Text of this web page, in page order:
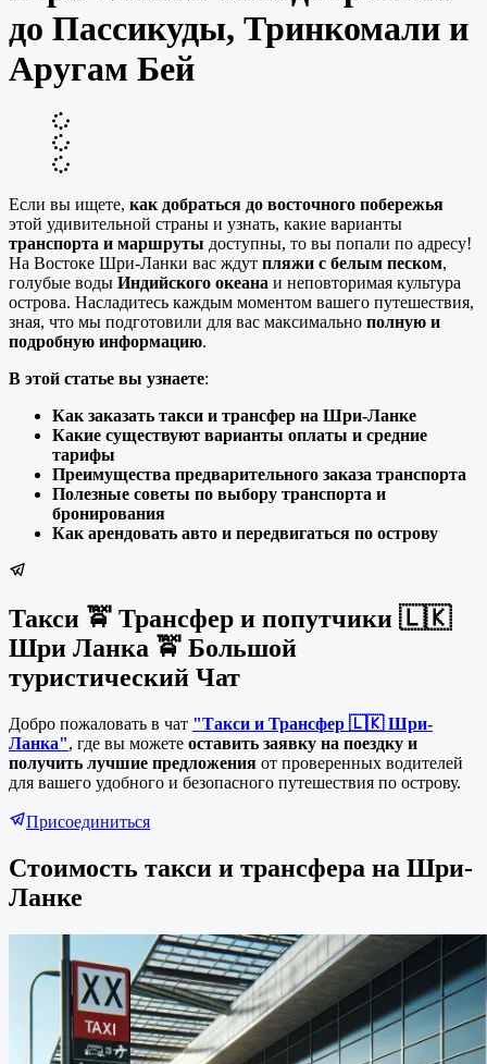
до Пассикуды, Тринкомали и
Аругам Бей
Если вы ищете, как добраться до восточного побережья
этой удивительной страны и узнать, какие варианты
транспорта и маршруты доступны, то вы попали по адресу!
На Востоке Шри-Ланки вас ждут пляжи с белым песком,
голубые воды Индийского океана и неповторимая культура
острова. Насладитесь каждым моментом вашего путешествия,
зная, что мы подготовили для вас максимально полную и
подробную информацию.
В этой статье вы узнаете:
Как заказать такси и трансфер на Шри-Ланке
Какие существуют варианты оплаты и средние
тарифы
Преимущества предварительного заказа транспорта
Полезные советы по выбору транспорта и
бронирования
Как арендовать авто и передвигаться по острову
Такси 🚖 Трансфер и попутчики 🇱🇰
Шри Ланка 🚖 Большой
туристический Чат
Добро пожаловать в чат "Такси и Трансфер 🇱🇰 Шри-
Ланка", где вы можете оставить заявку на поездку и
получить лучшие предложения от проверенных водителей
для вашего удобного и безопасного путешествия по острову.
Присоединиться
Стоимость такси и трансфера на Шри-
Ланке